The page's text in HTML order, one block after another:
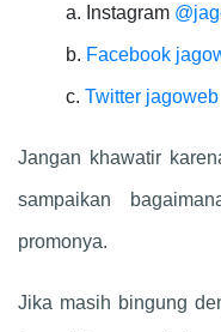
a. Instagram
b. Facebook
c. Twitter jagoweb
Jangan khawatir
sampaikan
promonya.
Jika masih bingung